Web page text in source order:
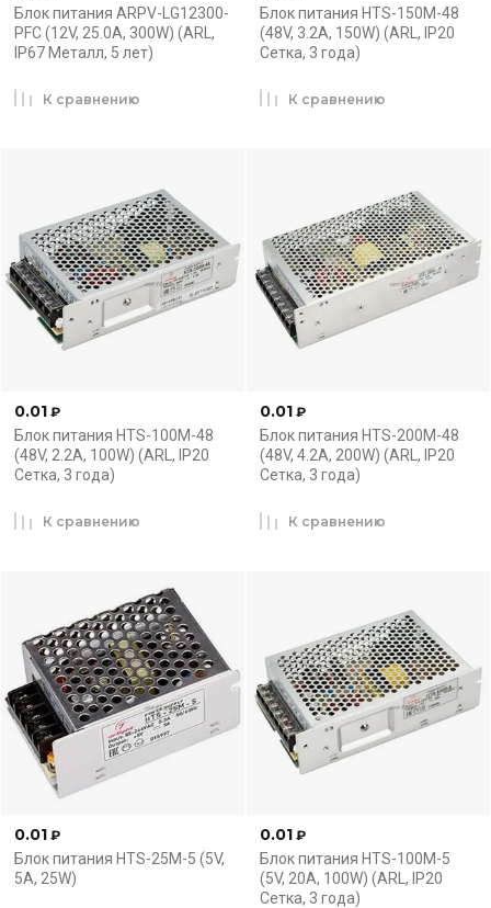
Блок питания ARPV-LG12300-
PFC (12V, 25.0A, 300W) (ARL,
IP67 Металл, 5 лет)
К сравнению
Блок питания HTS-150M-48
(48V, 3.2A, 150W) (ARL, IP20
Сетка, 3 года)
К сравнению
0.01 ₽
Блок питания HTS-100M-48
(48V, 2.2A, 100W) (ARL, IP20
Сетка, 3 года)
К сравнению
0.01 ₽
Блок питания HTS-200M-48
(48V, 4.2A, 200W) (ARL, IP20
Сетка, 3 года)
К сравнению
0.01 ₽
Блок питания HTS-25M-5 (5V,
5A, 25W)
0.01 ₽
Блок питания HTS-100M-5
(5V, 20A, 100W) (ARL, IP20
Сетка, 3 года)